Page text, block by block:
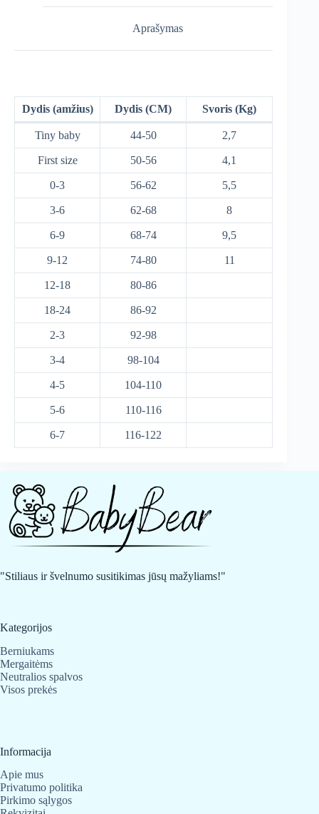
Aprašymas
Dydis (amžius) Dydis (CM) Svoris (Kg)
Tiny baby 44-50 2,7
First size 50-56 4,1
0-3 56-62 5,5
3-6 62-68 8
6-9 68-74 9,5
9-12 74-80 11
12-18 80-86
18-24 86-92
2-3 92-98
3-4 98-104
4-5 104-110
5-6 110-116
6-7 116-122
"Stiliaus ir švelnumo susitikimas jūsų mažyliams!"
Kategorijos
Berniukams
Mergaitėms
Neutralios spalvos
Visos prekės
Informacija
Apie mus
Privatumo politika
Pirkimo sąlygos